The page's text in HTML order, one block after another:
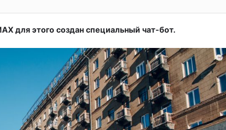
для этого создан специальный чат-бот.